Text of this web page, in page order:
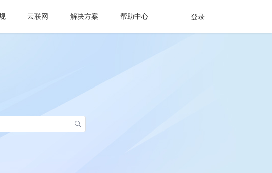
云联网 解决方案 帮助中心 登录